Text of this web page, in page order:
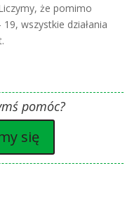
że pomimo
wszystkie działania
pomóc?
się